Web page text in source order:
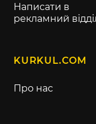
Написати в
рекламний
KURKUL.COM
Про нас